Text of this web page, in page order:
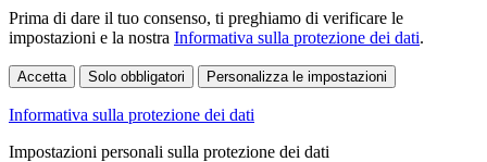
Prima di dare il tuo consenso, ti preghiamo di verificare le
impostazioni e la nostra Informativa sulla protezione dei dati.
Accetta Solo obbligatori Personalizza le impostazioni
Informativa sulla protezione dei dati
Impostazioni personali sulla protezione dei dati